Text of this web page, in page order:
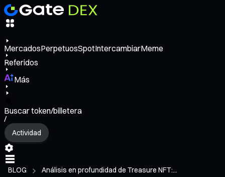
MercadosPerpetuosSpotIntercambiarMeme
Referidos
Más
Buscar token/billetera
/
Actividad
BLOG Análisis en profundidad de Treasure NFT:...